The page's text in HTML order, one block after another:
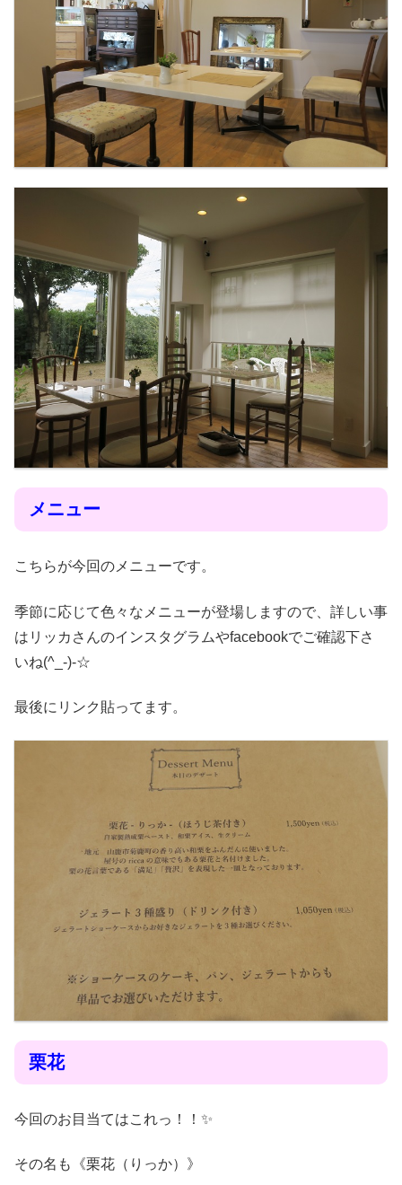
メニュー
こちらが今回のメニューです。
季節に応じて色々なメニューが登場しますので、詳しい事
はリッカさんのインスタグラムやfacebookでご確認下さ
いね(^_-)-☆
最後にリンク貼ってます。
栗花
今回のお目当てはこれっ！！✨
その名も《栗花（りっか）》